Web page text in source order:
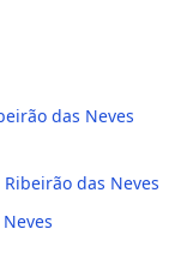
das Neves
das Neves